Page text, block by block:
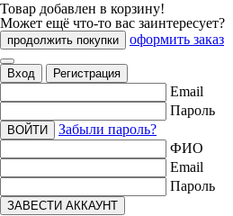
Товар добавлен в корзину!
Может ещё что-то вас заинтересует?
продолжить покупки оформить заказ
Вход Регистрация
Email
Пароль
ВОЙТИ
Забыли пароль?
ФИО
Email
Пароль
ЗАВЕСТИ АККАУНТ